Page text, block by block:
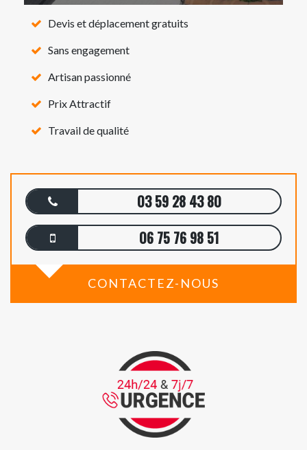
Devis et déplacement gratuits
Sans engagement
Artisan passionné
Prix Attractif
Travail de qualité
03 59 28 43 80
06 75 76 98 51
CONTACTEZ-NOUS